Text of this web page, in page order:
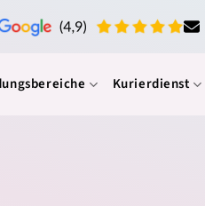
Kurierdienst